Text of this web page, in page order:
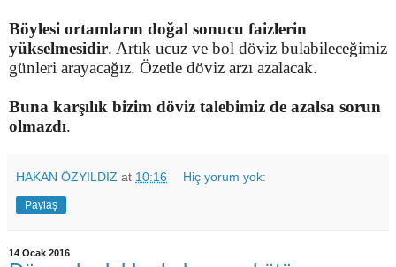
Böylesi ortamların doğal sonucu faizlerin
yükselmesidir. Artık ucuz ve bol döviz bulabileceğimiz
günleri arayacağız. Özetle döviz arzı azalacak.
Buna karşılık bizim döviz talebimiz de azalsa sorun
olmazdı.
HAKAN ÖZYILDIZ at 10:16 Hiç yorum yok:
Paylaş
14 Ocak 2016